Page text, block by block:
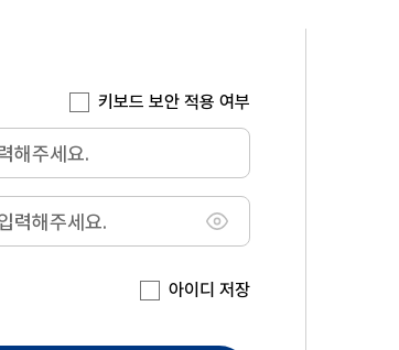
키보드 보안 적용 여부
아이디 저장